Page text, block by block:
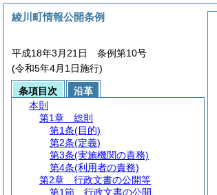
綾川町情報公開条例
平成18年3月21日 条例第10号
(令和5年4月1日施行)
条項目次
沿革
本則
第1章
総則
第1条(目的)
第2条(定義)
第3条(実施機関の責務)
第4条(利用者の責務)
第2章
行政文書の公開等
第1節
行政文書の公開